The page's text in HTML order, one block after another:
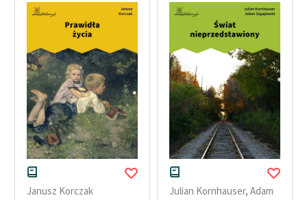
Janusz Korczak Julian Kornhauser,Adam